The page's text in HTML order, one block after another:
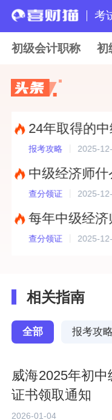
考
初级会计职称 初
考攻略 2025-12-30
分领证 2025-12-29
分领证 2025-12-28
相关指南
全部 报考攻略
威海2025年初中
证书领取通知
2026-01-04